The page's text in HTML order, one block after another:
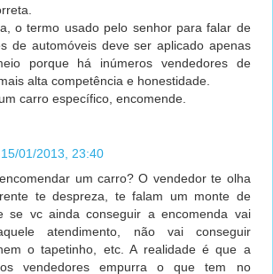
o termo usado pelo senhor para falar de
de automóveis deve ser aplicado apenas
porque há inúmeros vendedores de
alta competência e honestidade.
carro específico, encomende.
15/01/2013, 23:40
um carro? O vendedor te olha
te despreza, te falam um monte de
se vc ainda conseguir a encomenda vai
atendimento, não vai conseguir
o tapetinho, etc. A realidade é que a
vendedores empurra o que tem no